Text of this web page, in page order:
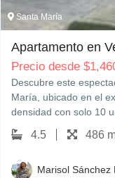
Santa María
Apartamento en
Precio desde $
Descubre este
María, ubicado en el
densidad con solo 10
privacidad y la
ofrece una distribución
4.5 486
Marisol Sánchez